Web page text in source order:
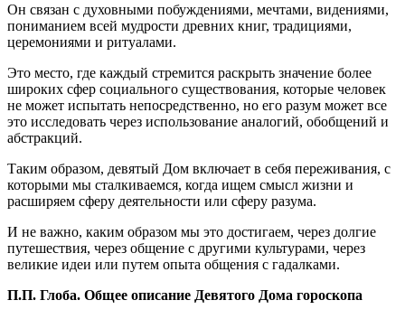
Он связан с духовными побуждениями, мечтами, видениями,
пониманием всей мудрости древних книг, традициями,
церемониями и ритуалами.
Это место, где каждый стремится раскрыть значение более
широких сфер социального существования, которые человек
не может испытать непосредственно, но его разум может все
это исследовать через использование аналогий, обобщений и
абстракций.
Таким образом, девятый Дом включает в себя переживания, с
которыми мы сталкиваемся, когда ищем смысл жизни и
расширяем сферу деятельности или сферу разума.
И не важно, каким образом мы это достигаем, через долгие
путешествия, через общение с другими культурами, через
великие идеи или путем опыта общения с гадалками.
П.П. Глоба. Общее описание Девятого Дома гороскопа